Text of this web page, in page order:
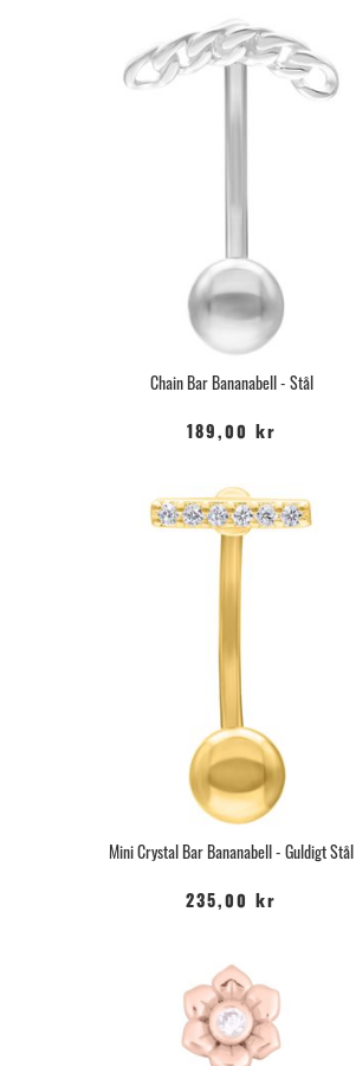
Chain Bar Bananabell - Stål
189,00 kr
Mini Crystal Bar Bananabell - Guldigt Stål
235,00 kr